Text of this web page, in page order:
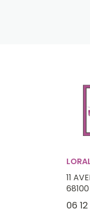
11
68100
06